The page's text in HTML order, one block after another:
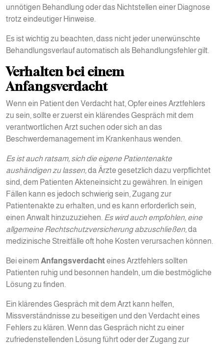
unnötigen Behandlung oder das Nichtstellen einer Diagnose
trotz eindeutiger Hinweise.
Es ist wichtig zu beachten, dass nicht jeder unerwünschte
Behandlungsverlauf automatisch als Behandlungsfehler gilt.
Verhalten bei einem
Anfangsverdacht
Wenn ein Patient den Verdacht hat, Opfer eines Arztfehlers
zu sein, sollte er zuerst ein klärendes Gespräch mit dem
verantwortlichen Arzt suchen oder sich an das
Beschwerdemanagement im Krankenhaus wenden.
Es ist auch ratsam, sich die eigene Patientenakte
aushändigen zu lassen,da Ärzte gesetzlich dazu verpflichtet
sind, dem Patienten Akteneinsicht zu gewähren. In einigen
Fällen kann es jedoch schwierig sein, Zugang zur
Patientenakte zu erhalten, und es kann erforderlich sein,
einen Anwalt hinzuzuziehen. Es wird auch empfohlen, eine
allgemeine Rechtschutzversicherung abzuschließen,da
medizinische Streitfälle oft hohe Kosten verursachen können.
Bei einem Anfangsverdachteines Arztfehlers sollten
Patienten ruhig und besonnen handeln, um die bestmögliche
Lösung zu finden.
Ein klärendes Gespräch mit dem Arzt kann helfen,
Missverständnisse zu beseitigen und den Verdacht eines
Fehlers zu klären. Wenn das Gespräch nicht zu einer
zufriedenstellenden Lösung führt oder der Zugang zur